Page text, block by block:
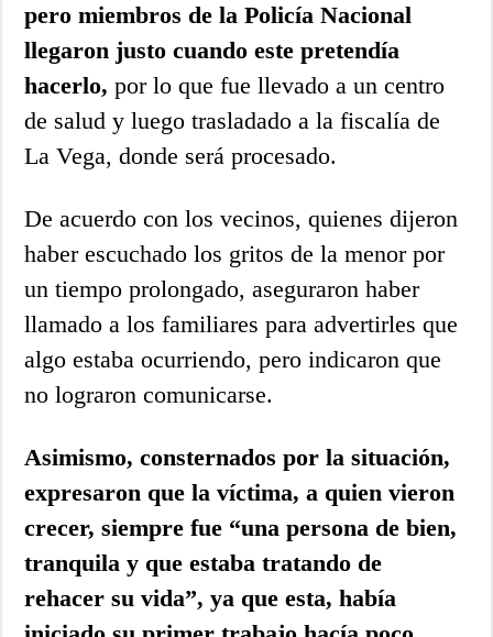
pero miembros de la Policía Nacional
llegaron justo cuando este pretendía
hacerlo, por lo que fue llevado a un centro
de salud y luego trasladado a la fiscalía de
La Vega, donde será procesado.
De acuerdo con los vecinos, quienes dijeron
haber escuchado los gritos de la menor por
un tiempo prolongado, aseguraron haber
llamado a los familiares para advertirles que
algo estaba ocurriendo, pero indicaron que
no lograron comunicarse.
Asimismo, consternados por la situación,
expresaron que la víctima, a quien vieron
crecer, siempre fue “una persona de bien,
tranquila y que estaba tratando de
rehacer su vida”, ya que esta, había